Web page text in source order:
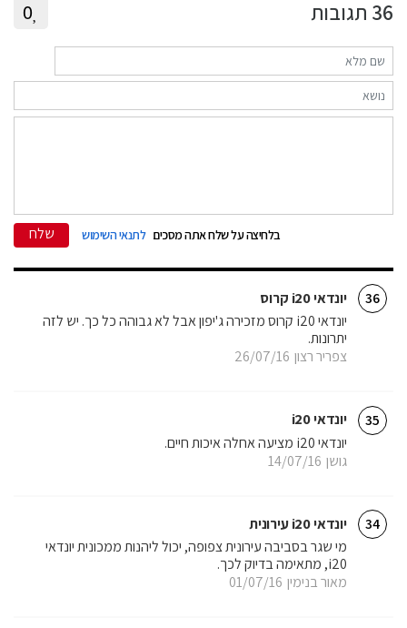
36 תגובות 0
בלחיצה על שלח אתה מסכים לתנאי השימוש שלח
36 יונדאי i20 קרוס
צפריר רצון 26/07/16
יונדאי i20 קרוס מזכירה ג'יפון אבל לא גבוהה כל כך. יש לזה
יתרונות.
35 יונדאי i20
גושן 14/07/16
יונדאי i20 מציעה אחלה איכות חיים.
34 יונדאי i20 עירונית
מאור בנימין 01/07/16
מי שגר בסביבה עירונית צפופה, יכול ליהנות ממכונית יונדאי
i20, מתאימה בדיוק לכך.